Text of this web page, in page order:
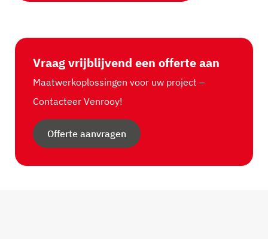
Vraag vrijblijvend een offerte aan
Maatwerkoplossingen voor uw project –
Contacteer Venrooy!
Offerte aanvragen